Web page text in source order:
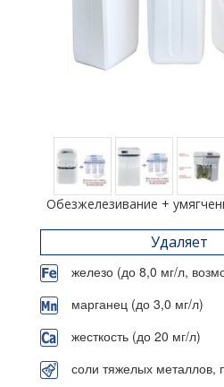
Обезжелезивание +
Удаляет
железо (до 8,0 мг/л,
марганец (до 3,0 мг/л)
жесткость (до 20 мг/л)
соли тяжелых металлов,